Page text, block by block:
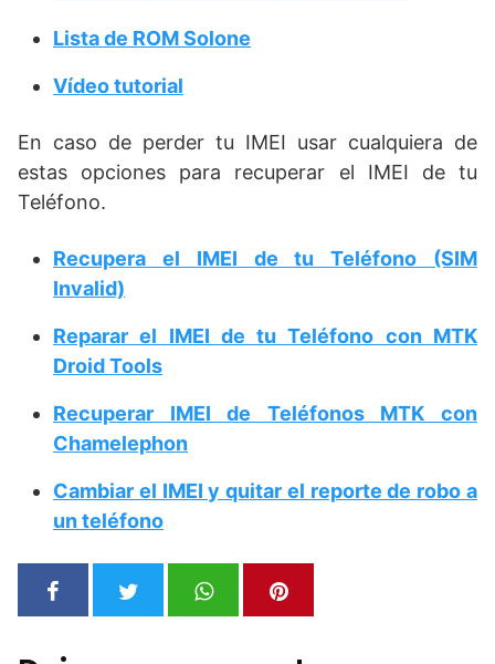
Lista de ROM Solone
Vídeo tutorial
En caso de perder tu IMEI usar cualquiera de
estas opciones para recuperar el IMEI de tu
Teléfono.
Recupera el IMEI de tu Teléfono (SIM
Invalid)
Reparar el IMEI de tu Teléfono con MTK
Droid Tools
Recuperar IMEI de Teléfonos MTK con
Chamelephon
Cambiar el IMEI y quitar el reporte de robo a
un teléfono